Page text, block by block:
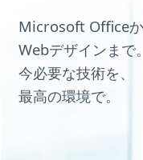
Microsoft Officeか
Webデザインまで。
今必要な技術を、
最高の環境で。